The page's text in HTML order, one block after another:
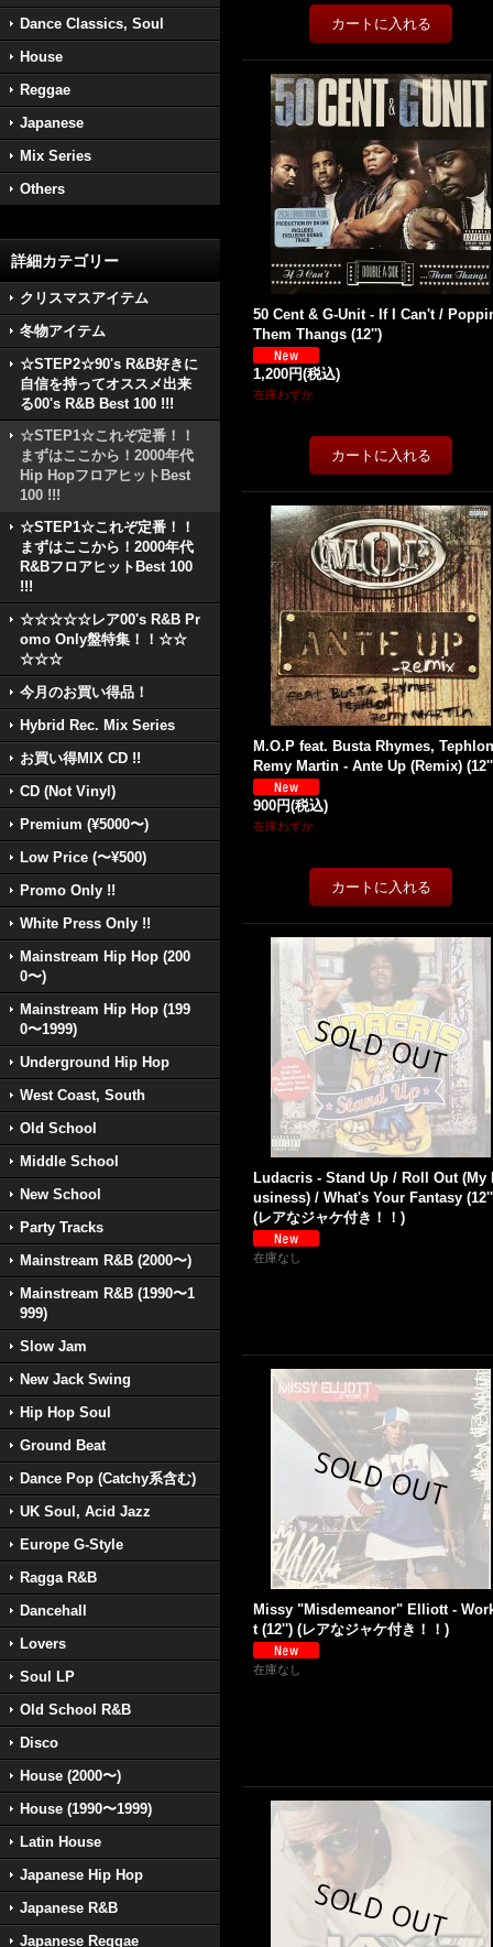
Dance Classics, Soul
House
Reggae
Japanese
Mix Series
Others
詳細カテゴリー
クリスマスアイテム
冬物アイテム
☆STEP2☆90's R&B好きに
自信を持ってオススメ出来
る00's R&B Best 100 !!!
☆STEP1☆これぞ定番！！
まずはここから！2000年代
Hip HopフロアヒットBest
100 !!!
☆STEP1☆これぞ定番！！
まずはここから！2000年代
R&BフロアヒットBest 100
!!!
☆☆☆☆☆レア00's R&B Pr
omo Only盤特集！！☆☆
☆☆☆
今月のお買い得品！
Hybrid Rec. Mix Series
お買い得MIX CD !!
CD (Not Vinyl)
Premium (¥5000〜)
Low Price (〜¥500)
Promo Only !!
White Press Only !!
Mainstream Hip Hop (200
0〜)
Mainstream Hip Hop (199
0〜1999)
Underground Hip Hop
West Coast, South
Old School
Middle School
New School
Party Tracks
Mainstream R&B (2000〜)
Mainstream R&B (1990〜1
999)
Slow Jam
New Jack Swing
Hip Hop Soul
Ground Beat
Dance Pop (Catchy系含む)
UK Soul, Acid Jazz
Europe G-Style
Ragga R&B
Dancehall
Lovers
Soul LP
Old School R&B
Disco
House (2000〜)
House (1990〜1999)
Latin House
Japanese Hip Hop
Japanese R&B
Japanese Reggae
50 Cent & G-Unit - If I Can't /
Them Thangs (12'')
1,200円(税込)
在庫わずか
M.O.P feat. Busta Rhymes,
Remy Martin - Ante Up (Remix)
900円(税込)
在庫わずか
Ludacris - Stand Up / Roll Out (My
usiness) / What's Your Fantasy
(レアなジャケ付き！！)
在庫なし
Missy "Misdemeanor" Elliott -
t (12'') (レアなジャケ付き！！)
在庫なし